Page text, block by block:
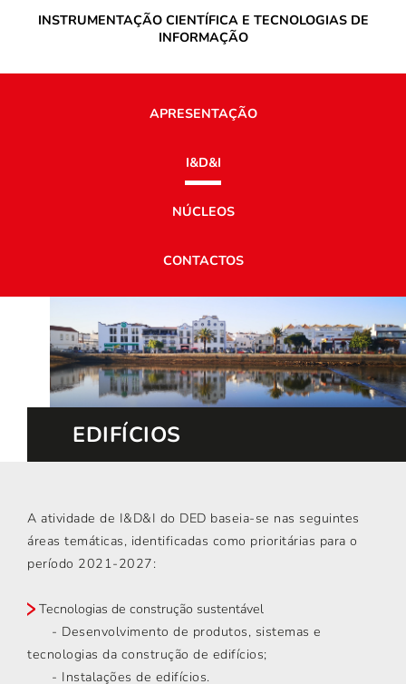
INSTRUMENTAÇÃO CIENTÍFICA E TECNOLOGIAS DE
INFORMAÇÃO
APRESENTAÇÃO
I&D&I
NÚCLEOS
CONTACTOS
EDIFÍCIOS
A atividade de I&D&I do DED baseia-se nas seguintes
áreas temáticas, identificadas como prioritárias para o
período 2021-2027:
Tecnologias de construção sustentável
- Desenvolvimento de produtos, sistemas e
tecnologias da construção de edifícios;
- Instalações de edifícios.